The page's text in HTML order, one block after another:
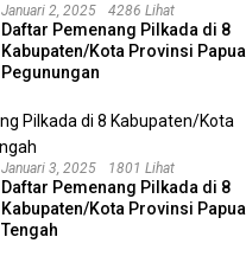
Januari 2, 2025 4286 Lihat
Daftar Pemenang Pilkada di 8
Kabupaten/Kota Provinsi Papua
Pegunungan
Januari 3, 2025 1801 Lihat
Daftar Pemenang Pilkada di 8
Kabupaten/Kota Provinsi Papua
Tengah